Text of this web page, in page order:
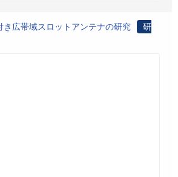
き広帯域スロットアンテナの研究
研